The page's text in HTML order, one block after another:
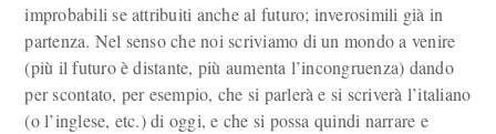
improbabili se attribuiti anche al futuro; inverosimili già in
partenza. Nel senso che noi scriviamo di un mondo a venire
(più il futuro è distante, più aumenta l’incongruenza) dando
per scontato, per esempio, che si parlerà e si scriverà l’italiano
(o l’inglese, etc.) di oggi, e che si possa quindi narrare e